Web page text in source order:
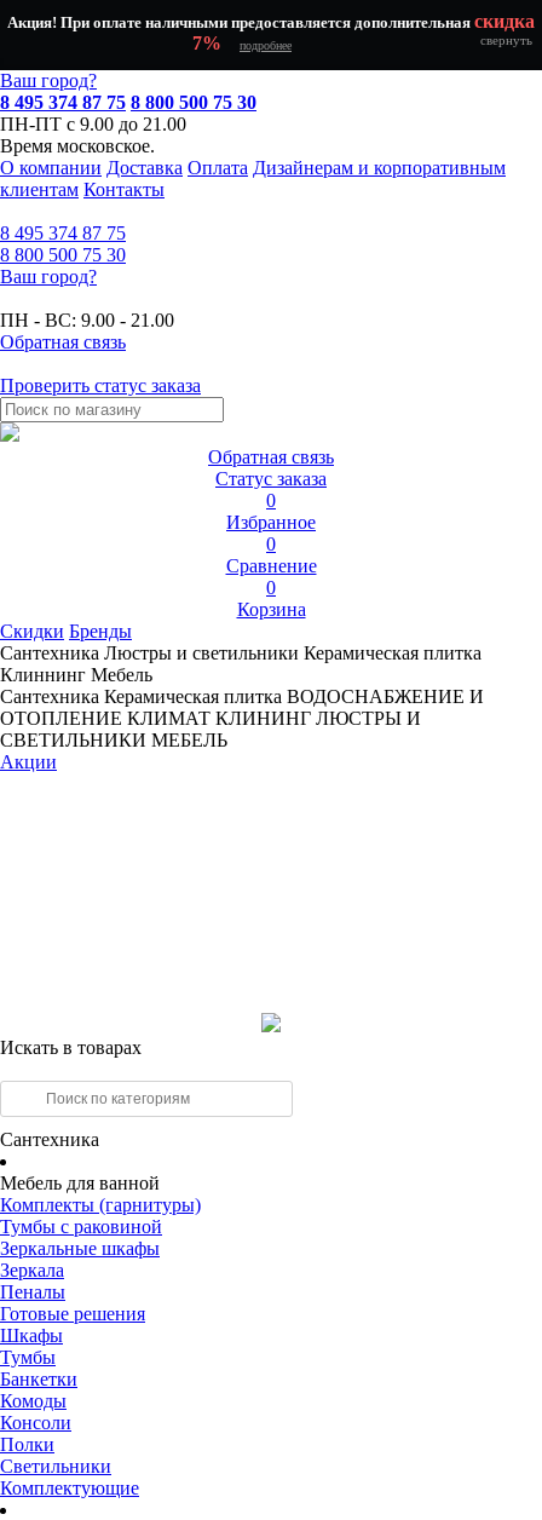
Акция! При оплате наличными предоставляется дополнительная скидка
7%
подробнее свернуть
Ваш город?
8 495 374 87 75 8 800 500 75 30
ПН-ПТ с 9.00 до 21.00
Время московское.
О компании Доставка Оплата Дизайнерам и корпоративным
клиентам Контакты
8 495 374 87 75
8 800 500 75 30
Ваш город?
ПН - ВС: 9.00 - 21.00
Обратная связь
Проверить статус заказа
Обратная связь
Статус заказа
0
Избранное
0
Сравнение
0
Корзина
Скидки Бренды
Сантехника Люстры и светильники Керамическая плитка
Клиннинг Мебель
Сантехника Керамическая плитка ВОДОСНАБЖЕНИЕ И
ОТОПЛЕНИЕ КЛИМАТ КЛИНИНГ ЛЮСТРЫ И
СВЕТИЛЬНИКИ МЕБЕЛЬ
Акции
Искать в товарах
Сантехника
Мебель для ванной
Комплекты (гарнитуры)
Тумбы с раковиной
Зеркальные шкафы
Зеркала
Пеналы
Готовые решения
Шкафы
Тумбы
Банкетки
Комоды
Консоли
Полки
Светильники
Комплектующие